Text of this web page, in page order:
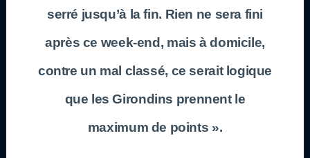
serré jusqu’à la fin. Rien ne sera fini
après ce week-end, mais à domicile,
contre un mal classé, ce serait logique
que les Girondins prennent le
maximum de points ».